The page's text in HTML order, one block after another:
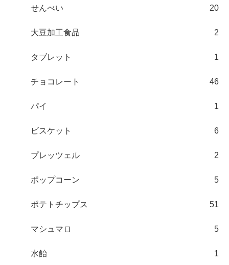
せんべい 20
大豆加工食品 2
タブレット 1
チョコレート 46
パイ 1
ビスケット 6
プレッツェル 2
ポップコーン 5
ポテトチップス 51
マシュマロ 5
水飴 1